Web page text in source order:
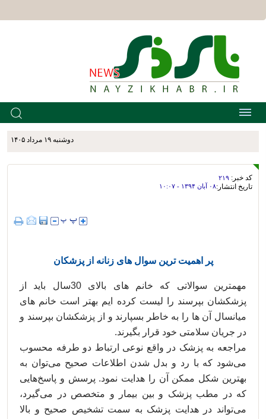
دوشنبه ۱۹ مرداد ۱۴۰۵
کد خبر: ۲۱۹
تاریخ انتشار:۰۸ آبان ۱۳۹۴ - ۱۰:۰۷
پر اهمیت ترین سوال های زنانه از پزشکان
مهمترین سوالاتی که خانم های بالای 30سال باید از
پزشکشان بپرسند را لیست کرده ایم بهتر است خانم های
میانسال آن ها را به خاطر بسپارند و از پزشکشان بپرسند و
در جریان سلامتی خود قرار بگیرند.
مراجعه به پزشک در واقع نوعی ارتباط دو طرفه محسوب
می‌شود که با رد و بدل شدن اطلاعات صحیح می‌توان به
بهترین شکل ممکن آن را هدایت نمود. پرسش و پاسخ‌هایی
که در مطب پزشک و بین بیمار و متخصص در می‌گیرد،
می‌تواند در هدایت پزشک به سمت تشخیص صحیح و بالا